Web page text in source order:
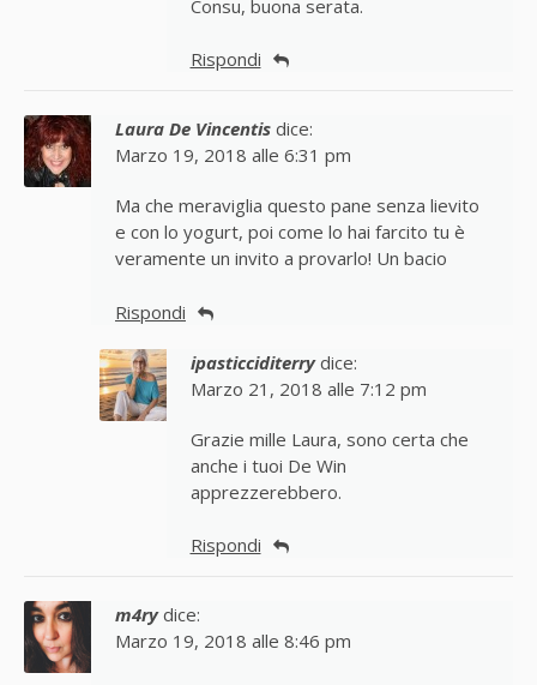
Consu, buona serata.
Rispondi
Laura De Vincentis dice:
Marzo 19, 2018 alle 6:31 pm
Ma che meraviglia questo pane senza lievito
e con lo yogurt, poi come lo hai farcito tu è
veramente un invito a provarlo! Un bacio
Rispondi
ipasticciditerry dice:
Marzo 21, 2018 alle 7:12 pm
Grazie mille Laura, sono certa che
anche i tuoi De Win
apprezzerebbero.
Rispondi
m4ry dice:
Marzo 19, 2018 alle 8:46 pm